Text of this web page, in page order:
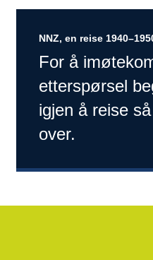
NNZ, en reise
For å
etterspørsel
igjen å reise
over.